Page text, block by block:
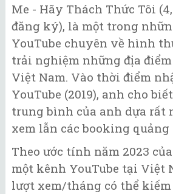
Me - Hãy Thách Thức Tôi
đăng ký), là một trong
YouTube chuyên về hình
trải nghiệm những địa
Việt Nam. Vào thời điểm
YouTube (2019), anh cho
trung bình của anh dựa rất
xem lẫn các booking quảng
Theo ước tính năm 2023
một kênh YouTube tại Việt
lượt xem/tháng có thể kiếm